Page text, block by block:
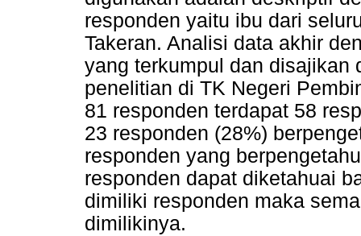
responden yaitu ibu dari
Takeran. Analisi data akhir
yang terkumpul dan disajikan
penelitian di TK Negeri
81 responden terdapat 58
23 responden (28%)
responden yang
responden dapat diketahuai
dimiliki responden maka
dimilikinya.